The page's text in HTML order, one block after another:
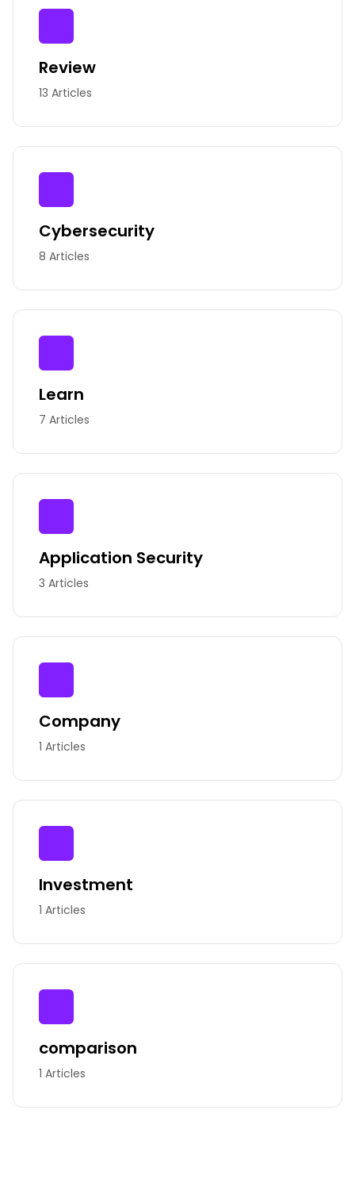
Review
13 Articles
Cybersecurity
8 Articles
Learn
7 Articles
Application Security
3 Articles
Company
1 Articles
Investment
1 Articles
comparison
1 Articles